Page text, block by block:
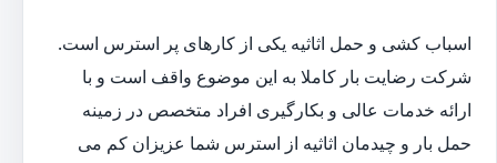
اسباب کشی و حمل اثاثیه یکی از کارهای پر استرس است.
شرکت رضایت بار کاملا به این موضوع واقف است و با
ارائه خدمات عالی و بکارگیری افراد متخصص در زمینه
حمل بار و چیدمان اثاثیه از استرس شما عزیزان کم می